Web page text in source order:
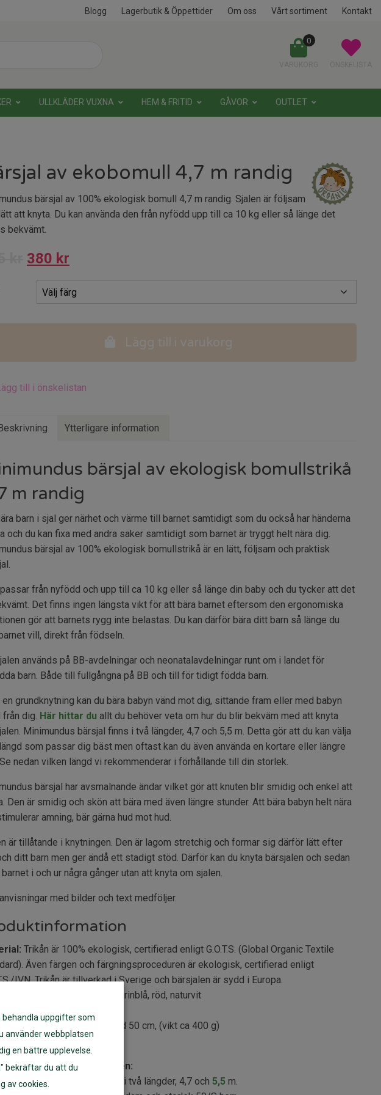
Blogg Lagerbutik & Öppettider Om oss Vårt sortiment Kontakt
0
ULLKLÄDER VUXNA HEM & FRITID GÅVOR OUTLET
av ekobomull 4,7 m randig
bärsjal av 100% ekologisk bomull 4,7 m randig. Sjalen är följsam
att knyta. Du kan använda den från nyfödd upp till ca 10 kg eller så länge det
bekvämt.
380 kr
Lägg till i varukorg
till i önskelistan
Ytterligare information
bärsjal av ekologisk bomullstrikå
m randig
barn i sjal ger närhet och värme till barnet samtidigt som du också har händerna
och du kan fixa med andra saker samtidigt som barnet är tryggt helt nära dig.
bärsjal av 100% ekologisk bomullstrikå är en lätt, följsam och praktisk
från nyfödd och upp till ca 10 kg eller så länge din baby och du tycker att det
Det finns ingen längsta vikt för att bära barnet eftersom den ergonomiska
gör att barnets rygg inte belastas. Du kan därför bära ditt barn så länge du
vill, direkt från födseln.
används på BB-avdelningar och neonatalavdelningar runt om i landet för
barn. Både till fullgångna på BB och till för tidigt födda barn.
grundknytning kan du bära babyn vänd mot dig, sittande fram eller med babyn
från dig. Här hittar du allt du behöver veta om hur du blir bekväm med att knyta
Minimundus bärsjal finns i två längder, 4,7 och 5,5 m. Detta gör att du kan välja
som passar dig bäst men oftast kan du även använda en kortare eller längre
nedan vilken längd vi rekommenderar i förhållande till din storlek.
bärsjal har avsmalnande ändar vilket gör att knuten blir smidig och enkel att
Den är smidig och skön att bära med även längre stunder. Att bära babyn helt nära
amning, bär gärna hud mot hud.
är tillåtande i knytningen. Den är lagom stretchig och formar sig därför lätt efter
ditt barn men ger ändå ett stadigt stöd. Därför kan du knyta bärsjalen och sedan
i och ur några gånger utan att knyta om sjalen.
med bilder och text medföljer.
Trikån är 100% ekologisk, certifierad enligt G.O.T.S. (Global Organic Textile
Även färgen och färgningsproceduren är ekologisk, certifierad enligt
IVN. Trikån är tillverkad i Sverige och bärsjalen är sydd i Europa.
brun, gråblå, grön, beige, marinblå, röd, naturvit
Längd 4,7 m, Bredd 50 cm, (vikt ca 400 g)
ca 500 g
längd på sjalen:
är 50 cm bred och finns i två längder, 4,7 och 5,5 m.
behandla uppgifter som
använder webbplatsen
en bättre upplevelse.
bekräftar du att du
av cookies.